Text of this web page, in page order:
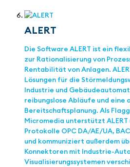
ALERT
Die Software ALERT ist ein
zur Rationalisierung von
Rentabilität von Anlagen.
Lösungen für die
Industrie und
reibungslose Abläufe und eine
Bereitschaftsplanung. Als
Micromedia unterstützt
Protokolle OPC DA/AE/UA,
und kommuniziert außerdem
Konnektoren mit Industrie-
Visualisierungssystemen